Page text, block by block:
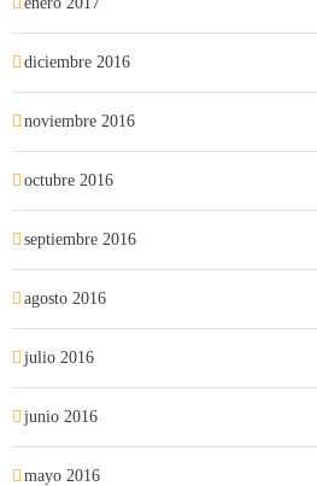
diciembre 2016
noviembre 2016
octubre 2016
septiembre 2016
agosto 2016
julio 2016
junio 2016
mayo 2016